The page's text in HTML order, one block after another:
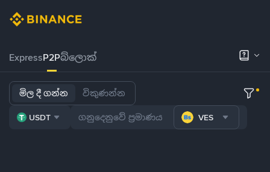
ExpressP2Pබ්ලොක්
මිල දී ගන්න විකුණන්න
USDT VES